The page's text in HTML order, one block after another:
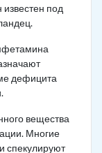
известен под
дефицита
вещества
Многие
спекулируют